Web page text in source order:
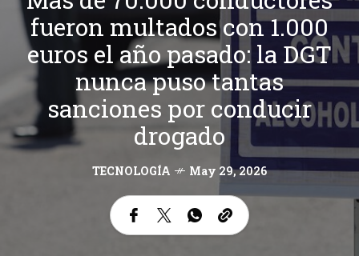
fueron multados con 1.000
euros el año pasado: la DGT
nunca puso tantas
sanciones por conducir
drogado
TECNOLOGÍA May 29, 2026